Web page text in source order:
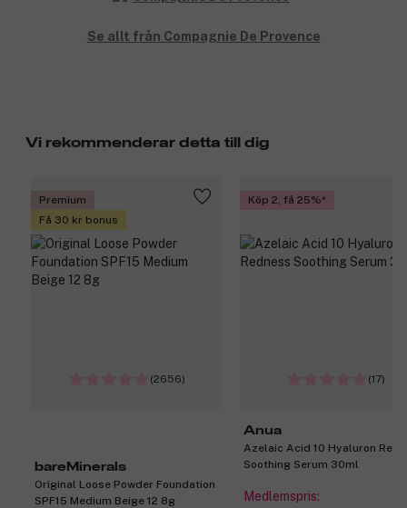
Se allt från Compagnie De Provence
Vi rekommenderar detta till dig
Premium
Få 30 kr bonus
(2656)
bareMinerals
Original Loose Powder Foundation
SPF15 Medium Beige 12 8g
Köp 2, få 25%
(17)
Anua
Azelaic Acid 10 Hyaluron
Soothing Serum 30ml
Medlemspris: